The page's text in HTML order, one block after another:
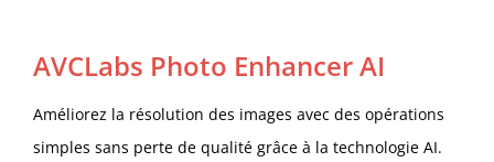
AVCLabs Photo Enhancer AI
Améliorez la résolution des images avec des opérations
simples sans perte de qualité grâce à la technologie AI.